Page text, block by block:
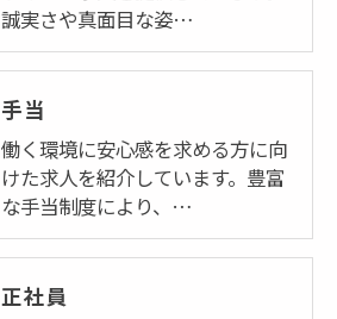
誠実さや真面目な姿…
手当
働く環境に安心感を求める方に向
けた求人を紹介しています。豊富
な手当制度により、…
正社員